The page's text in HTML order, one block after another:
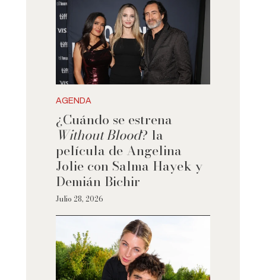
AGENDA
¿Cuándo se estrena
Without Blood? la
película de Angelina
Jolie con Salma Hayek y
Demián Bichir
Julio 28, 2026